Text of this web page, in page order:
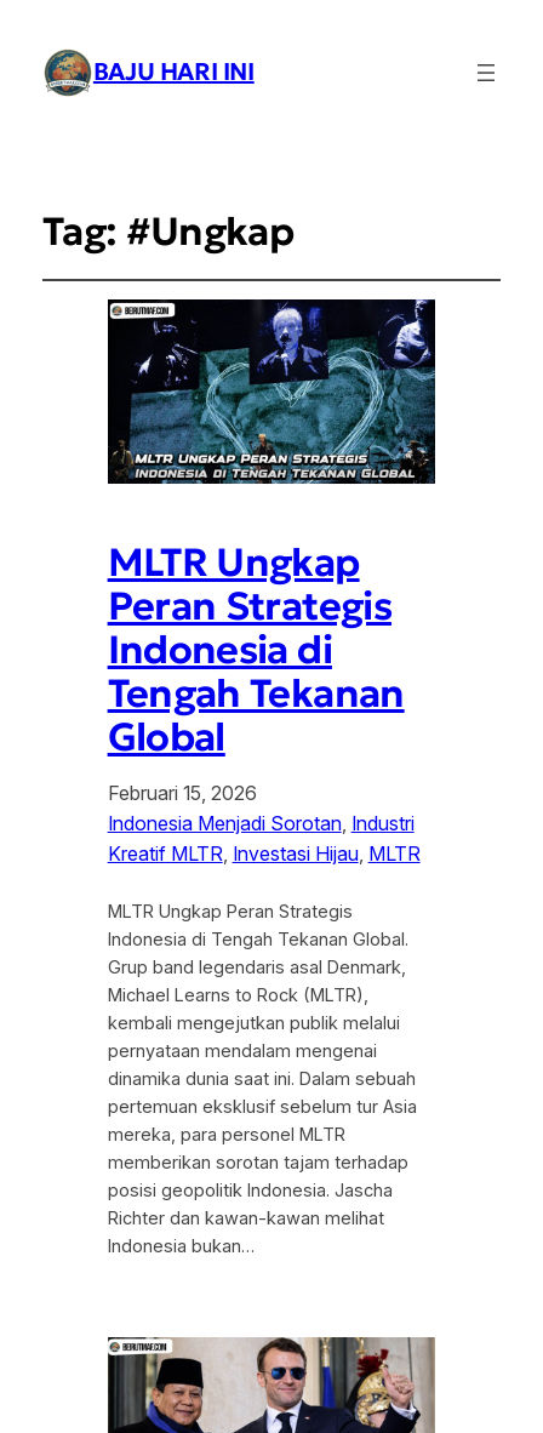
BAJU HARI INI
Tag: #Ungkap
MLTR Ungkap
Peran Strategis
Indonesia di
Tengah Tekanan
Global
Februari 15, 2026
Indonesia Menjadi Sorotan, Industri
Kreatif MLTR, Investasi Hijau, MLTR
MLTR Ungkap Peran Strategis
Indonesia di Tengah Tekanan Global.
Grup band legendaris asal Denmark,
Michael Learns to Rock (MLTR),
kembali mengejutkan publik melalui
pernyataan mendalam mengenai
dinamika dunia saat ini. Dalam sebuah
pertemuan eksklusif sebelum tur Asia
mereka, para personel MLTR
memberikan sorotan tajam terhadap
posisi geopolitik Indonesia. Jascha
Richter dan kawan-kawan melihat
Indonesia bukan…